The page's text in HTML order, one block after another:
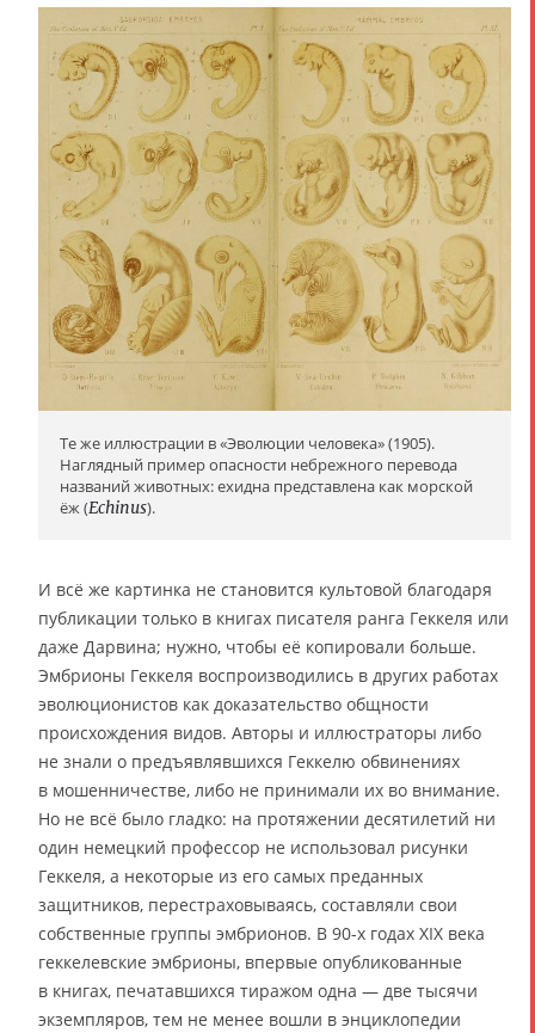
Те же иллюстрации в «Эволюции человека» (1905).
Наглядный пример опасности небрежного перевода
названий животных: ехидна представлена как морской
ёж (Echinus).
И всё же картинка не становится культовой благодаря
публикации только в книгах писателя ранга Геккеля или
даже Дарвина; нужно, чтобы её копировали больше.
Эмбрионы Геккеля воспроизводились в других работах
эволюционистов как доказательство общности
происхождения видов. Авторы и иллюстраторы либо
не знали о предъявлявшихся Геккелю обвинениях
в мошенничестве, либо не принимали их во внимание.
Но не всё было гладко: на протяжении десятилетий ни
один немецкий профессор не использовал рисунки
Геккеля, а некоторые из его самых преданных
защитников, перестраховываясь, составляли свои
собственные группы эмбрионов. В 90-х годах XIX века
геккелевские эмбрионы, впервые опубликованные
в книгах, печатавшихся тиражом одна — две тысячи
экземпляров, тем не менее вошли в энциклопедии